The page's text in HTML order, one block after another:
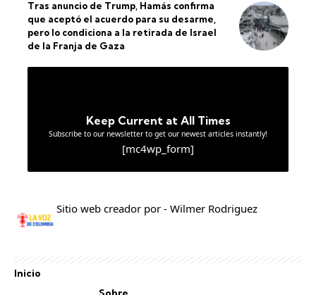
Tras anuncio de Trump, Hamás confirma
que aceptó el acuerdo para su desarme,
pero lo condiciona a la retirada de Israel
de la Franja de Gaza
Keep Current at All Times
Subscribe to our newsletter to get our newest articles instantly!
[mc4wp_form]
Sitio web creador por - Wilmer Rodriguez
Inicio